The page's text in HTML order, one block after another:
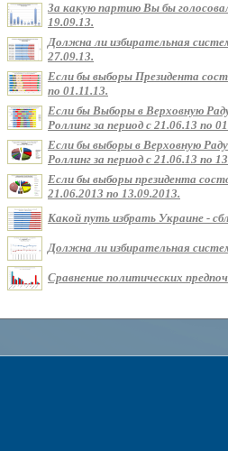
За какую партию Вы бы
19.09.13.
Должна ли избирательная
27.09.13.
Если бы выборы Президента
по 01.11.13.
Если бы Выборы в Верховную
Роллинг за период с 21.06.13 по
Если бы выборы в Верховную
Роллинг за период с 21.06.13 по
Если бы выборы президента
21.06.2013 по 13.09.2013.
Какой путь избрать Украине -
Должна ли избирательная
Сравнение политических